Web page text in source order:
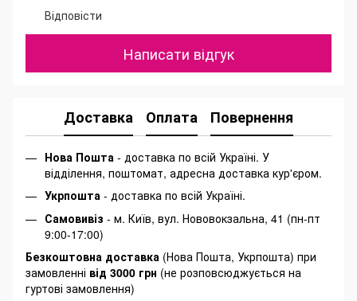
Відповісти
Написати відгук
Доставка Оплата Повернення
Нова Пошта - доставка по всій Україні. У
відділення, поштомат, адресна доставка кур'єром.
Укрпошта - доставка по всій Україні.
Самовивіз - м. Київ, вул. Нововокзальна, 41 (пн-пт
9:00-17:00)
Безкоштовна доставка (Нова Пошта, Укрпошта) при
замовленні від 3000 грн (не розповсюджується на
гуртові замовлення)